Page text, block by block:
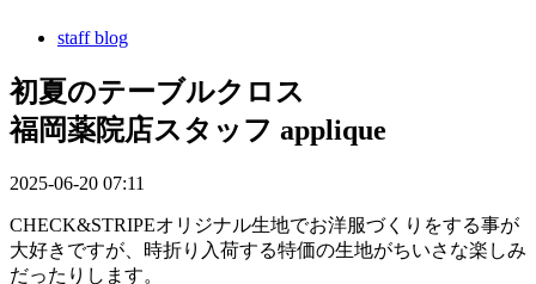
staff blog
初夏のテーブルクロス
福岡薬院店スタッフ applique
2025-06-20 07:11
CHECK&STRIPEオリジナル生地でお洋服づくりをする事が
大好きですが、時折り入荷する特価の生地がちいさな楽しみ
だったりします。